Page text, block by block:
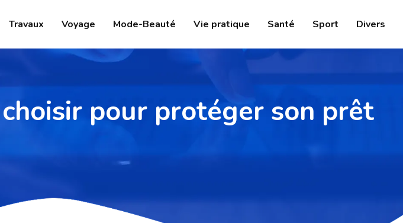
Travaux Voyage Mode-Beauté Vie pratique Santé Sport Divers
pour protéger son prêt